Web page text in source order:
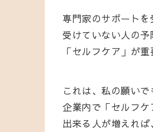
専門家のサポート
受けていない人の
「セルフケア」が重
これは、私の願い
企業内で「セルフケ
出来る人が増えれば、